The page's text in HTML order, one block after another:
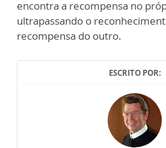
encontra a recompensa no
ultrapassando o
recompensa do outro.
ESCRITO POR: